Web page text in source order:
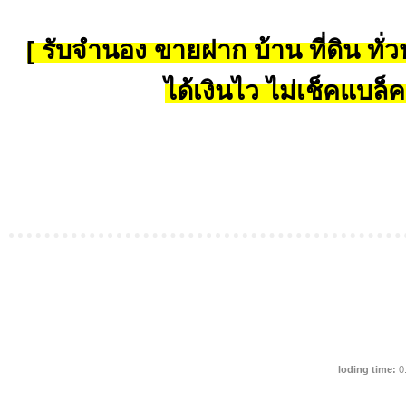
[ รับจำนอง ขายฝาก บ้าน ที่ดิน ทั่ว
ได้เงินไว ไม่เช็คแบล็
loding time: